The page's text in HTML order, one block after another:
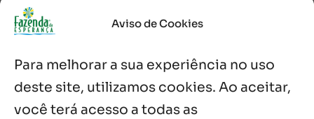
Aviso de Cookies
Para melhorar a sua experiência no uso
deste site, utilizamos cookies. Ao aceitar,
você terá acesso a todas as
Sopão da Comunidade Mata Redonda
Es de Chapala celebram perseverança e
missão em encontro
7 ago, 2026